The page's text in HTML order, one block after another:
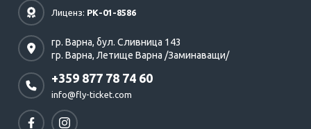
Лиценз: РК-01-8586
гр. Варна, бул. Сливница 143
гр. Варна, Летище Варна /Заминаващи/
+359 877 78 74 60
info@fly-ticket.com